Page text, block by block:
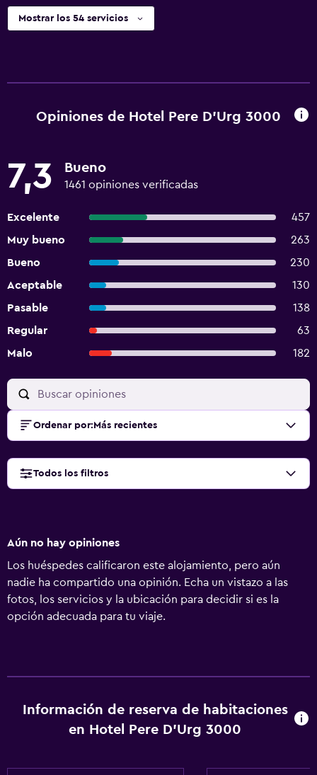
Mostrar los 54 servicios
Opiniones de Hotel Pere D'Urg 3000
7,3 Bueno
1461 opiniones verificadas
Excelente
457
Muy bueno
263
Bueno
230
Aceptable
130
Pasable
138
Regular
63
Malo
182
Ordenar por: Más recientes
Todos los filtros
Aún no hay opiniones
Los huéspedes calificaron este alojamiento, pero aún
nadie ha compartido una opinión. Echa un vistazo a las
fotos, los servicios y la ubicación para decidir si es la
opción adecuada para tu viaje.
Información de reserva de habitaciones
en Hotel Pere D'Urg 3000